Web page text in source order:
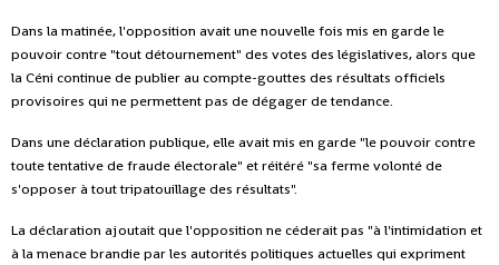
Dans la matinée, l'opposition avait une nouvelle fois mis en garde le
pouvoir contre "tout détournement" des votes des législatives, alors que
la Céni continue de publier au compte-gouttes des résultats officiels
provisoires qui ne permettent pas de dégager de tendance.
Dans une déclaration publique, elle avait mis en garde "le pouvoir contre
toute tentative de fraude électorale" et réitéré "sa ferme volonté de
s'opposer à tout tripatouillage des résultats".
La déclaration ajoutait que l'opposition ne céderait pas "à l'intimidation et
à la menace brandie par les autorités politiques actuelles qui expriment